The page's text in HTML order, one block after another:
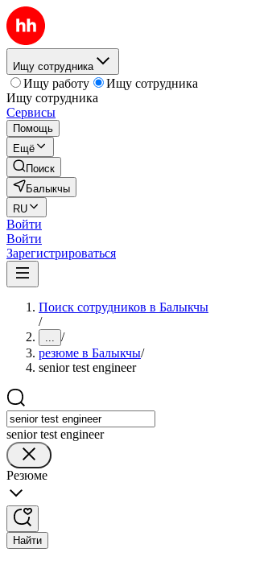
Ищу сотрудника
Ищу работу
Ищу сотрудника
Ищу сотрудника
Сервисы
Помощь
Ещё
Поиск
Балыкчы
RU
Войти
Войти
Зарегистрироваться
Поиск сотрудников в Балыкчы
/
... /
резюме в Балыкчы/
senior test engineer
senior test engineer
Резюме
Найти